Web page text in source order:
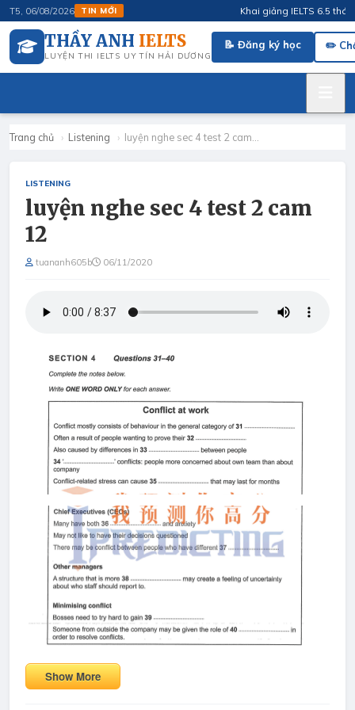
T5, 06/08/2026 TIN MỚI Khai giảng IELTS 6.5 tháng
THẦY ANH IELTS
LUYỆN THI IELTS UY TÍN HẢI DƯƠNG
📝 Đăng ký học ✏️
Trang chủ › Listening › luyện nghe sec 4 test 2 cam…
LISTENING
luyện nghe sec 4 test 2 cam
12
tuananh605b 06/11/2020
Show More